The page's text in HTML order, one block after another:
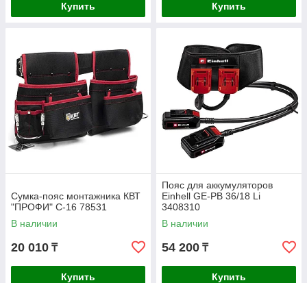
Купить Купить
Сумка-пояс монтажника КВТ
"ПРОФИ" С-16 78531
В наличии
20 010 ₸
Купить
Пояс для аккумуляторов
Einhell GE-PB 36/18 Li
3408310
В наличии
54 200 ₸
Купить